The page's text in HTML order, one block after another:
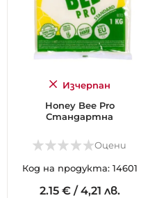
Изчерпан
Honey Bee Pro
Стандартна
Оцени
Код на продукта: 14601
2.15 €/4,21 лв.